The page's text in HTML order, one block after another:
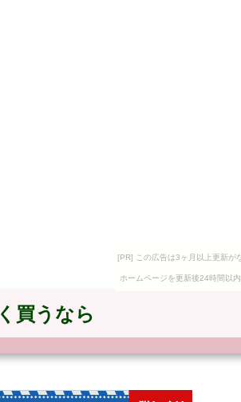
[PR] この広告は3ヶ月以上更新が
ホームページを更新後24時間以
買うなら